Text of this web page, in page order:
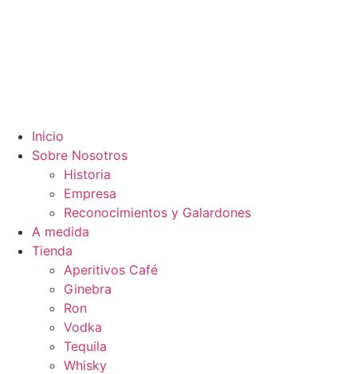
Inicio
Sobre Nosotros
Historia
Empresa
Reconocimientos y Galardones
A medida
Tienda
Aperitivos Café
Ginebra
Ron
Vodka
Tequila
Whisky